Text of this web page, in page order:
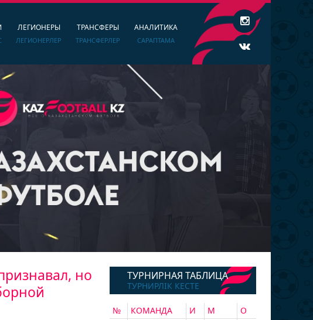
ЛЕГИОНЕРЫ
ЛЕГИОНЕРЛЕР
ТРАНСФЕРЫ
ТРАНСФЕРЛЕР
АНАЛИТИКА
САРАПТАМА
но
ТУРНИРНАЯ ТАБЛИЦА
ТУРНИРЛІК КЕСТЕ
№ КОМАНДА И М
О